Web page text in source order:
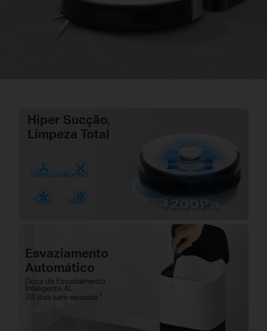
Hiper Sucção,
Limpeza Total
SilênciosoNormal
Turbo Max
Esvaziamento
Automático
Doca de Esvaziamento
Inteligente 4L
70 dias sem esvaziar 1